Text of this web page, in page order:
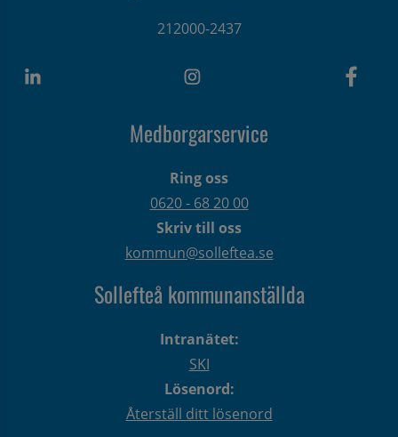
212000-2437
Medborgarservice
Ring oss
0620 - 68 20 00
Skriv till oss
kommun@solleftea.se
Sollefteå kommunanställda
Intranätet:
SKI
Lösenord:
Återställ ditt lösenord